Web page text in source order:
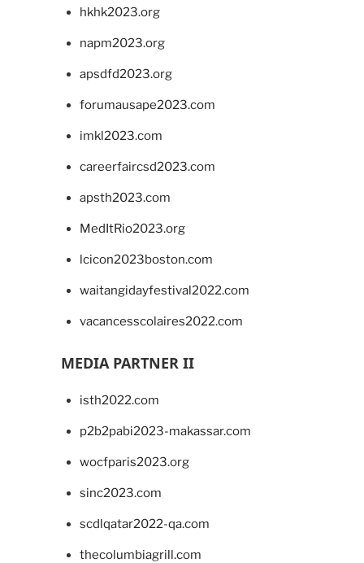
hkhk2023.org
napm2023.org
apsdfd2023.org
forumausape2023.com
imkl2023.com
careerfaircsd2023.com
apsth2023.com
MedItRio2023.org
lcicon2023boston.com
waitangidayfestival2022.com
vacancesscolaires2022.com
MEDIA PARTNER II
isth2022.com
p2b2pabi2023-makassar.com
wocfparis2023.org
sinc2023.com
scdlqatar2022-qa.com
thecolumbiagrill.com